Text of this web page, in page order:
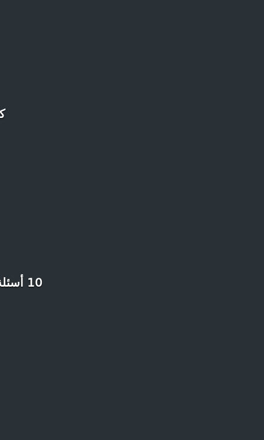
10 أسئلة لطالما أردت طرحها على شخص ”سقط فالتحضيري 2 مرات”